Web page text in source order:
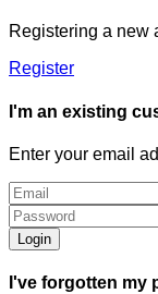
Registering a new
Register
I'm an existing
Enter your email
Login
I've forgotten my